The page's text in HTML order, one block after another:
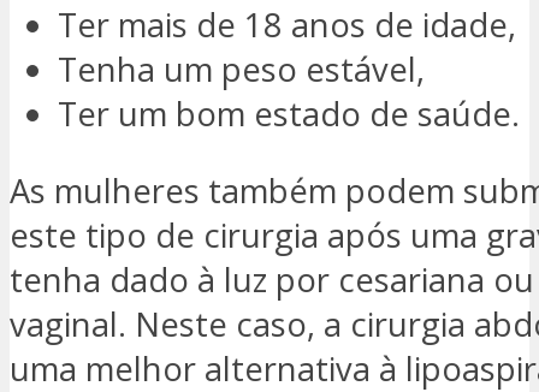
Ter mais de 18 anos de idade,
Tenha um peso estável,
Ter um bom estado de saúde.
As mulheres também podem
este tipo de cirurgia após uma
tenha dado à luz por cesariana
vaginal. Neste caso, a cirurgia
uma melhor alternativa à